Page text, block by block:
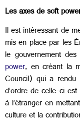
Les axes de soft
Il est intéressant de
mis en place par les
le gouvernement
power, en créant la
Council) qui a
d’ordre de celle-ci
à l’étranger en
culture et la